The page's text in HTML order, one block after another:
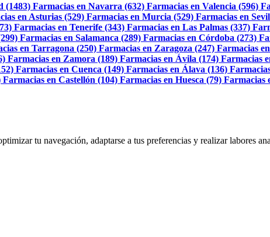
(1483) Farmacias en Navarra (632) Farmacias en Valencia (596)
en Asturias (529) Farmacias en Murcia (529) Farmacias en
Farmacias en Tenerife (343) Farmacias en Las Palmas (337)
Farmacias en Salamanca (289) Farmacias en Córdoba (273)
en Tarragona (250) Farmacias en Zaragoza (247) Farmacias
Farmacias en Zamora (189) Farmacias en Ávila (174) Farmacias
Farmacias en Cuenca (149) Farmacias en Álava (136)
Farmacias en Castellón (104) Farmacias en Huesca (79) Farmacias
tu navegación, adaptarse a tus preferencias y realizar labores